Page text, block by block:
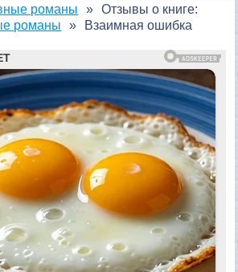
романы
романы
Отзывы о книге:
Взаимная ошибка